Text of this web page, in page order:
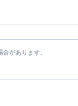
があります。